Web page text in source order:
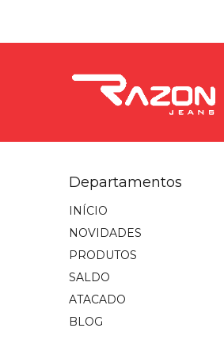
Departamentos
INÍCIO
NOVIDADES
PRODUTOS
SALDO
ATACADO
BLOG